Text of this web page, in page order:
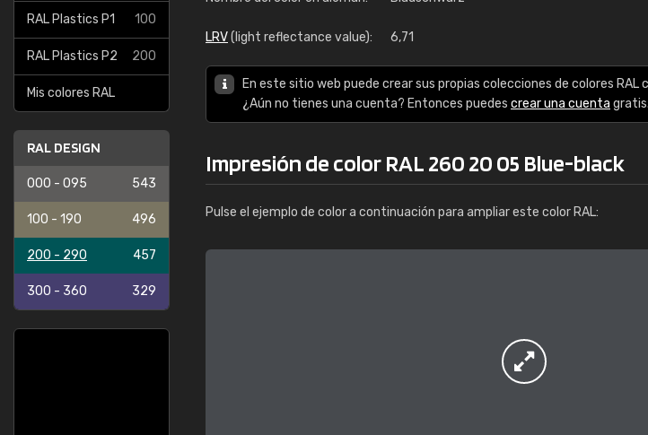
RAL Plastics P1 100
RAL Plastics P2 200
Mis colores RAL
RAL DESIGN
000 - 095 543
100 - 190 496
200 - 290 457
300 - 360 329
LRV(light reflectance value): 6,71
En este sitio web puede crear sus propias colecciones de colores RAL
¿Aún no tienes una cuenta? Entonces puedes crear una cuenta gratis.
Impresión de color RAL 260 20 05 Blue-black
Pulse el ejemplo de color a continuación para ampliar este color RAL: